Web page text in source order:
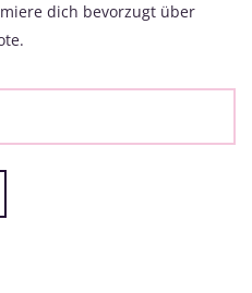
dich bevorzugt über